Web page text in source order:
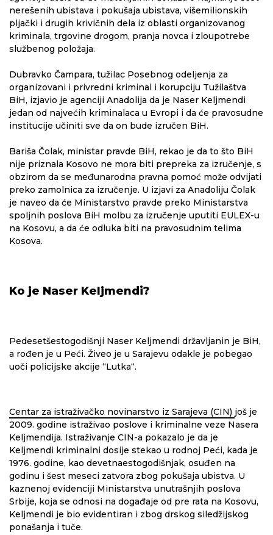
nerešenih ubistava i pokušaja ubistava, višemilionskih
pljački i drugih krivičnih dela iz oblasti organizovanog
kriminala, trgovine drogom, pranja novca i zloupotrebe
službenog položaja.
Dubravko Čampara, tužilac Posebnog odeljenja za
organizovani i privredni kriminal i korupciju Tužilaštva
BiH, izjavio je agenciji Anadolija da je Naser Keljmendi
jedan od najvećih kriminalaca u Evropi i da će pravosudne
institucije učiniti sve da on bude izručen BiH.
Bariša Čolak, ministar pravde BiH, rekao je da to što BiH
nije priznala Kosovo ne mora biti prepreka za izručenje, s
obzirom da se međunarodna pravna pomoć može odvijati
preko zamolnica za izručenje. U izjavi za Anadoliju Čolak
je naveo da će Ministarstvo pravde preko Ministarstva
spoljnih poslova BiH molbu za izručenje uputiti EULEX-u
na Kosovu, a da će odluka biti na pravosudnim telima
Kosova.
Ko je Naser Keljmendi?
Pedesetšestogodišnji Naser Keljmendi državljanin je BiH,
a rođen je u Peći. Živeo je u Sarajevu odakle je pobegao
uoči policijske akcije “Lutka“.
Centar za istraživačko novinarstvo iz Sarajeva (CIN) još je
2009. godine istraživao poslove i kriminalne veze Nasera
Keljmendija. Istraživanje CIN-a pokazalo je da je
Keljmendi kriminalni dosije stekao u rodnoj Peći, kada je
1976. godine, kao devetnaestogodišnjak, osuđen na
godinu i šest meseci zatvora zbog pokušaja ubistva. U
kaznenoj evidenciji Ministarstva unutrašnjih poslova
Srbije, koja se odnosi na događaje od pre rata na Kosovu,
Keljmendi je bio evidentiran i zbog drskog siledžijskog
ponašanja i tuče.